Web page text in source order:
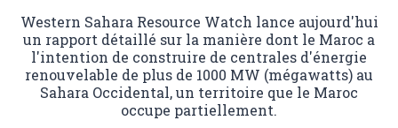
Western Sahara Resource Watch lance aujourd'hui
un rapport détaillé sur la manière dont le Maroc a
l'intention de construire de centrales d'énergie
renouvelable de plus de 1000 MW (mégawatts) au
Sahara Occidental, un territoire que le Maroc
occupe partiellement.